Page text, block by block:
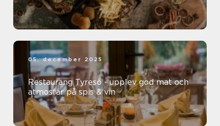
05. december 2025
Restaurang Tyresö - upplev god mat och
atmosfär på spis & vin